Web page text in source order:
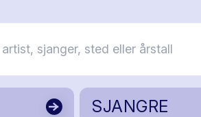
SJANGRE